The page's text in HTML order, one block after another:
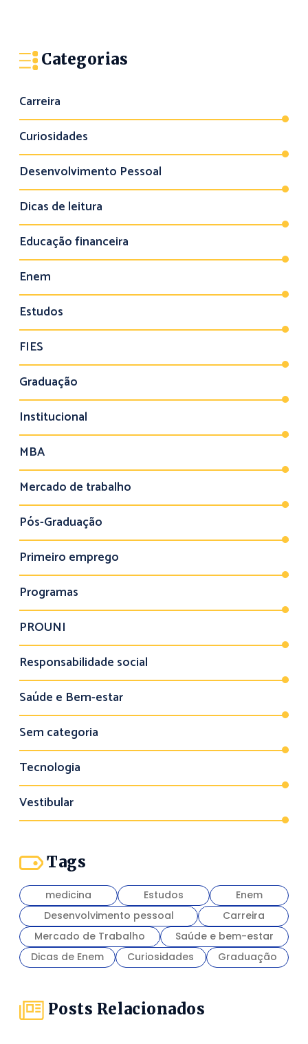
Categorias
Carreira
Curiosidades
Desenvolvimento Pessoal
Dicas de leitura
Educação financeira
Enem
Estudos
FIES
Graduação
Institucional
MBA
Mercado de trabalho
Pós-Graduação
Primeiro emprego
Programas
PROUNI
Responsabilidade social
Saúde e Bem-estar
Sem categoria
Tecnologia
Vestibular
Tags
medicina Estudos
Enem
Desenvolvimento pessoal
Carreira
Mercado de Trabalho
Saúde e bem-estar
Dicas de Enem
Curiosidades Graduação
Posts Relacionados